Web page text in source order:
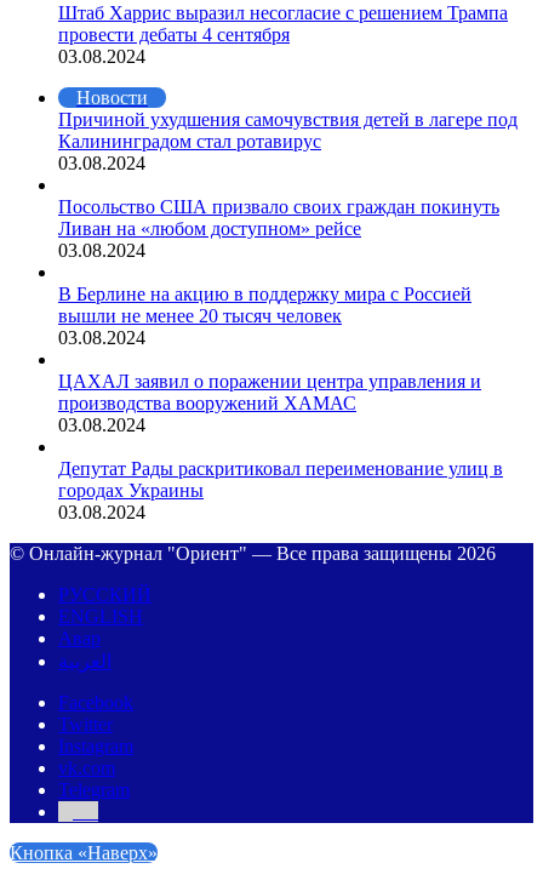
Штаб Харрис выразил несогласие с решением Трампа
провести дебаты 4 сентября
03.08.2024
Новости
Причиной ухудшения самочувствия детей в лагере под
Калининградом стал ротавирус
03.08.2024
Посольство США призвало своих граждан покинуть
Ливан на «любом доступном» рейсе
03.08.2024
В Берлине на акцию в поддержку мира с Россией
вышли не менее 20 тысяч человек
03.08.2024
ЦАХАЛ заявил о поражении центра управления и
производства вооружений ХАМАС
03.08.2024
Депутат Рады раскритиковал переименование улиц в
городах Украины
03.08.2024
© Онлайн-журнал "Ориент" — Все права защищены 2026
РУССКИЙ
ENGLISH
Авар
العربية
Facebook
Twitter
Instagram
vk.com
Telegram
Кнопка «Наверх»